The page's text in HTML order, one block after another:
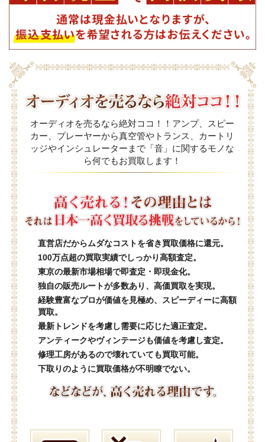
オーディオを売るなら絶対ココ！！アンプ、スピー
カー、プレーヤーから真空管やトランス、カートリ
ッジやインシュレーターまで「音」に関するモノな
ら何でもお買取します！
直営店だからムダなコストを省き買取価格に還元。
100万点超の買取実績でしっかり高額査定。
東京の最新市場相場で即査定・即現金化。
独自の販売ルートが多数あり、高価買取を実現。
経験豊富なプロが価値を見極め、スピーディーに高額
買取。
最新トレンドを考慮し需要に応じた適正査定。
アンティークやヴィンテージも価値を考慮し査定。
修理工房があるので壊れていても買取可能。
下取りのように買取価格が不明瞭でない。